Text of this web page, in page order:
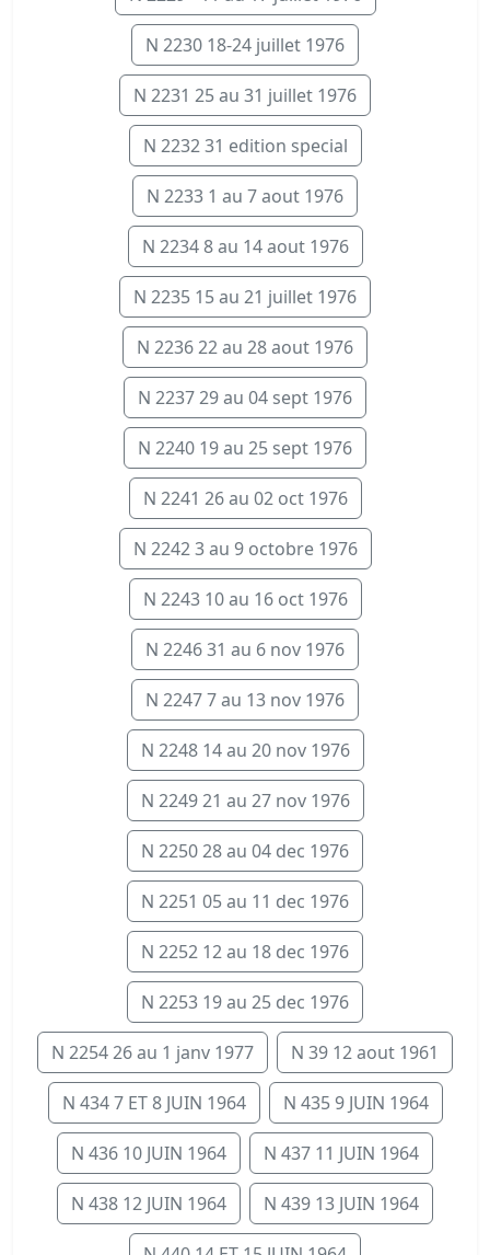
N 2230 18-24 juillet 1976
N 2231 25 au 31 juillet 1976
N 2232 31 edition special
N 2233 1 au 7 aout 1976
N 2234 8 au 14 aout 1976
N 2235 15 au 21 juillet 1976
N 2236 22 au 28 aout 1976
N 2237 29 au 04 sept 1976
N 2240 19 au 25 sept 1976
N 2241 26 au 02 oct 1976
N 2242 3 au 9 octobre 1976
N 2243 10 au 16 oct 1976
N 2246 31 au 6 nov 1976
N 2247 7 au 13 nov 1976
N 2248 14 au 20 nov 1976
N 2249 21 au 27 nov 1976
N 2250 28 au 04 dec 1976
N 2251 05 au 11 dec 1976
N 2252 12 au 18 dec 1976
N 2253 19 au 25 dec 1976
N 2254 26 au 1 janv 1977 N 39 12 aout 1961
N 434 7 ET 8 JUIN 1964 N 435 9 JUIN 1964
N 436 10 JUIN 1964 N 437 11 JUIN 1964
N 438 12 JUIN 1964 N 439 13 JUIN 1964